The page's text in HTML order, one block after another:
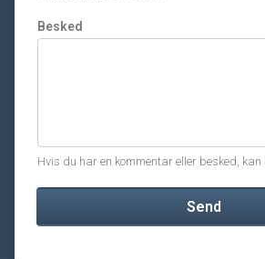
Besked
Hvis du har en kommentar eller besked,
Send